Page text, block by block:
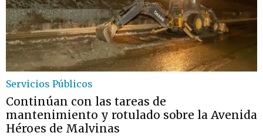
Servicios Públicos
Continúan con las tareas de
mantenimiento y rotulado sobre la Avenida
Héroes de Malvinas